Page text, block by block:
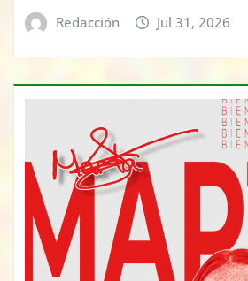
Redacción Jul 31, 2026